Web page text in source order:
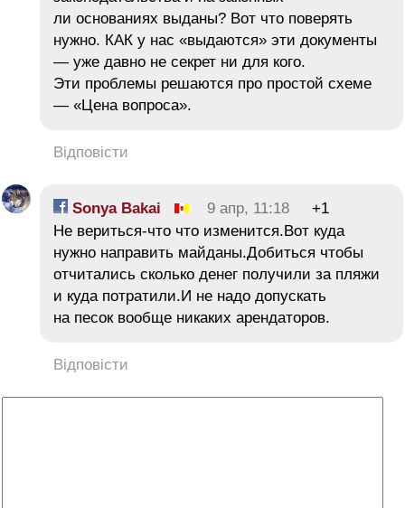
ли основаниях выданы? Вот что поверять
нужно. КАК у нас «выдаются» эти документы
— уже давно не секрет ни для кого.
Эти проблемы решаются про простой схеме
— «Цена вопроса».
Відповісти
Sonya Bakai 9 апр, 11:18
+1
Не вериться-что что изменится.Вот куда
нужно направить майданы.Добиться чтобы
отчитались сколько денег получили за пляжи
и куда потратили.И не надо допускать
на песок вообще никаких арендаторов.
Відповісти